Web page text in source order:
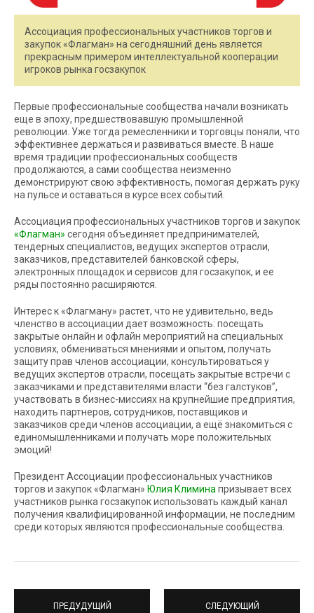
Ассоциация профессиональных участников торгов и
закупок «Флагман» на сегодняшний день является
прекрасным примером интеллектуальной кооперации
игроков рынка госзакупок
Первые профессиональные сообщества начали возникать
еще в эпоху, предшествовавшую промышленной
революции. Уже тогда ремесленники и торговцы поняли, что
эффективнее держаться и развиваться вместе. В наше
время традиции профессиональных сообществ
продолжаются, а сами сообщества неизменно
демонстрируют свою эффективность, помогая держать руку
на пульсе и оставаться в курсе всех событий.
Ассоциация профессиональных участников торгов и закупок
«Флагман» сегодня объединяет предпринимателей,
тендерных специалистов, ведущих экспертов отрасли,
заказчиков, представителей банковской сферы,
электронных площадок и сервисов для госзакупок, и ее
ряды постоянно расширяются.
Интерес к «Флагману» растет, что не удивительно, ведь
членство в ассоциации дает возможность: посещать
закрытые онлайн и офлайн мероприятий на специальных
условиях, обмениваться мнениями и опытом, получать
защиту прав членов ассоциации, консультироваться у
ведущих экспертов отрасли, посещать закрытые встречи с
заказчиками и представителями власти “без галстуков”,
участвовать в бизнес-миссиях на крупнейшие предприятия,
находить партнеров, сотрудников, поставщиков и
заказчиков среди членов ассоциации, а ещё знакомиться с
единомышленниками и получать море положительных
эмоций!
Президент Ассоциации профессиональных участников
торгов и закупок «Флагман» Юлия Климина призывает всех
участников рынка госзакупок использовать каждый канал
получения квалифицированной информации, не последним
среди которых являются профессиональные сообщества.
ПРЕДУДУЩИЙ СЛЕДУЮЩИЙ